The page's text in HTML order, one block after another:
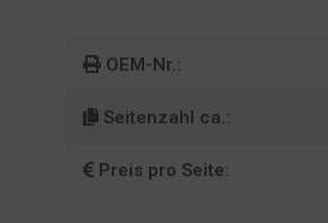
OEM-Nr.:
Seitenzahl ca.:
Preis pro Seite: